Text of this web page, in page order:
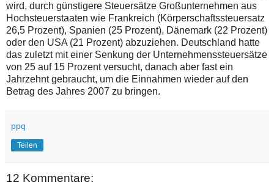
wird, durch günstigere Steuersätze Großunternehmen aus
Hochsteuerstaaten wie Frankreich (Körperschaftssteuersatz
26,5 Prozent), Spanien (25 Prozent), Dänemark (22 Prozent)
oder den USA (21 Prozent) abzuziehen. Deutschland hatte
das zuletzt mit einer Senkung der Unternehmenssteuersätze
von 25 auf 15 Prozent versucht, danach aber fast ein
Jahrzehnt gebraucht, um die Einnahmen wieder auf den
Betrag des Jahres 2007 zu bringen.
ppq
Teilen
12 Kommentare: